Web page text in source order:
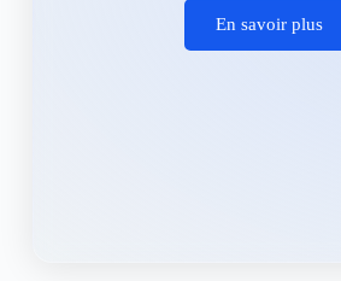
En savoir plus